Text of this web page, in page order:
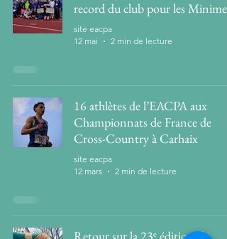
record du club pour les Minimes
site eacpa
12 mai
2 min de lecture
16 athlètes de l’EACPA aux
Championnats de France de
Cross-Country à Carhaix
site eacpa
12 mars
2 min de lecture